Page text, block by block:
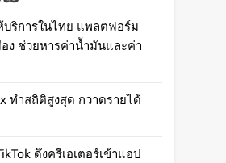
บริการในไทย แพลตฟอร์ม
อง ช่วยหารค่าน้ำมันและค่า
ทำสถิติสูงสุด กวาดรายได้
ดึงครีเอเตอร์เข้าแอป